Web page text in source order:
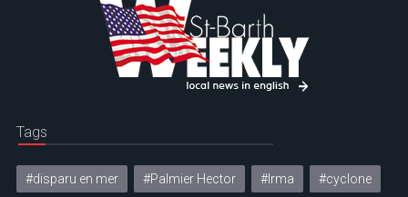
Tags
#disparu en mer #Palmier Hector #Irma #cyclone